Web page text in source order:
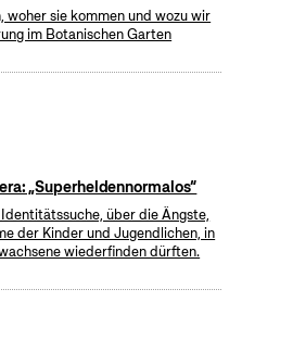
woher sie kommen und wozu wir
im Botanischen Garten
„Superheldennormalos“
über die Ängste,
der Kinder und Jugendlichen, in
wiederfinden dürften.